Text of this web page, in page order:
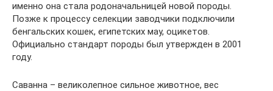
именно она стала родоначальницей новой породы.
Позже к процессу селекции заводчики подключили
бенгальских кошек, египетских мау, оцикетов.
Официально стандарт породы был утвержден в 2001
году.
Саванна – великолепное сильное животное, вес